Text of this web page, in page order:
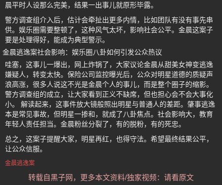
晨平时人设那么完美，结果一出事儿就原形毕露。
警方调查组介入后，估计会牵扯出更多内情，比如团队有没有事先串
供。娱乐圈需要整顿了，这种风气太坏，影响社会公平。金晨这案子
要是处理得好，能成为典型警示。
金晨逃逸案社会影响：娱乐圈八卦如何引发公众热议
哇塞，这事儿一爆出，网上炸锅了，大家议论金晨从甜美女神变逃逸
嫌疑人，转变太快。保险公司监控曝光后，公众对明星道德的质疑声
浪高涨，很多人说这不光是金晨个人的事儿，而是整个圈子的缩影。
警方调查组的成立，让大家看到正义不缺席，但也担心会不会大事化
小。 解读起来，这事件放大镜般照出明星与普通人的差距。肇事逃逸
本是常见事故，但明星一掺和，就成了八卦焦点。社会影响大，教育
年轻人责任担当。金晨粉丝分裂了，有的脱粉，有的死忠。
总之，这案子提醒大家，明星再红，也得守法。希望最终结果公平，
让公众信服。
金晨逃逸案
转载自黑子网，更多本文资料/独家视频：请看原文